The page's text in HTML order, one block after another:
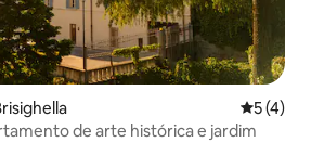
5 de
5 (4)
de arte histórica e jardim